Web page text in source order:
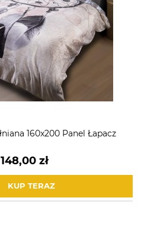
160x200 Panel Łapacz
148,00 zł
KUP TERAZ